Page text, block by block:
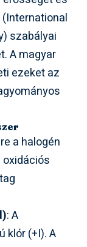
szabályai
A magyar
ezeket az
a halogén
: A
klór (+I). A